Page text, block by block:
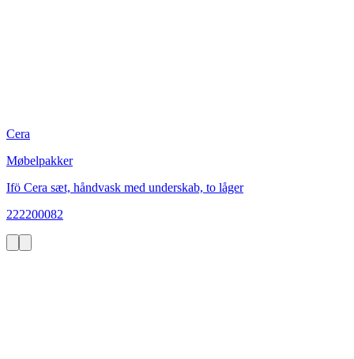
Cera
Møbelpakker
Ifö Cera sæt, håndvask med underskab, to låger
222200082